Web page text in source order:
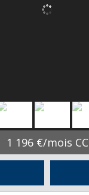
1 196 €/mois CC